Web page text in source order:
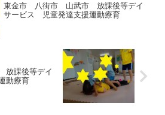
東金市 八街市 山武市 放課後等デイ
サービス 児童発達支援運動療育
課後等デイ
動療育